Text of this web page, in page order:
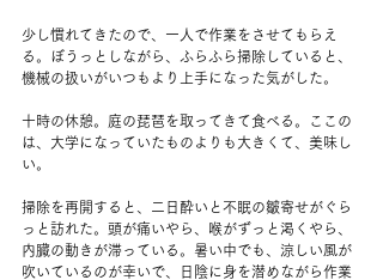
少し慣れてきたので、一人で作業をさせてもらえ
る。ぼうっとしながら、ふらふら掃除していると、
機械の扱いがいつもより上手になった気がした。
十時の休憩。庭の琵琶を取ってきて食べる。ここの
は、大学になっていたものよりも大きくて、美味し
い。
掃除を再開すると、二日酔いと不眠の皺寄せがぐら
っと訪れた。頭が痛いやら、喉がずっと渇くやら、
内臓の動きが滞っている。暑い中でも、涼しい風が
吹いているのが幸いで、日陰に身を潜めながら作業